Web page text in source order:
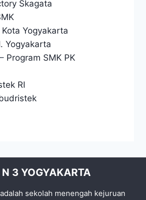
Skagata
Yogyakarta
Yogyakarta
– Program SMK PK
RI
3 YOGYAKARTA
adalah sekolah menengah kejuruan